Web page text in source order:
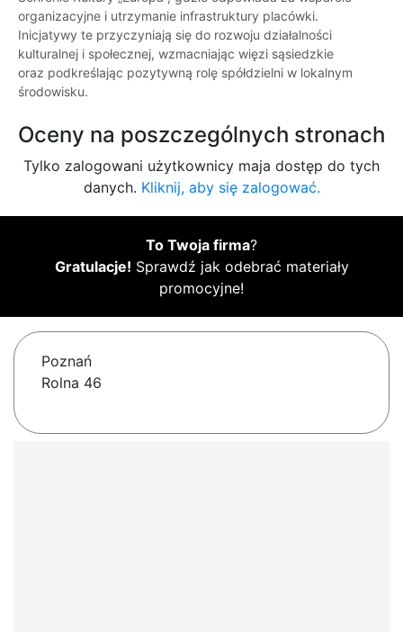
organizacyjne i utrzymanie infrastruktury placówki.
Inicjatywy te przyczyniają się do rozwoju działalności
kulturalnej i społecznej, wzmacniając więzi sąsiedzkie
oraz podkreślając pozytywną rolę spółdzielni w lokalnym
środowisku.
Oceny na poszczególnych stronach
Tylko zalogowani użytkownicy maja dostęp do tych
danych. Kliknij, aby się zalogować.
To Twoja firma?
Gratulacje! Sprawdź jak odebrać materiały
promocyjne!
Poznań
Rolna 46